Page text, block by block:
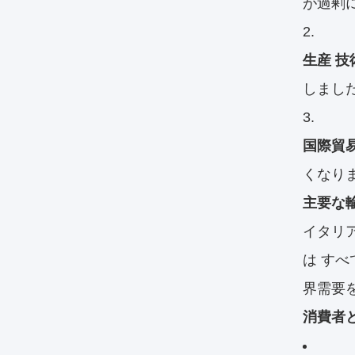
生産 技
しまし
国際貿
くなり
主要な
イタリ
は すべ
界需要
消費者